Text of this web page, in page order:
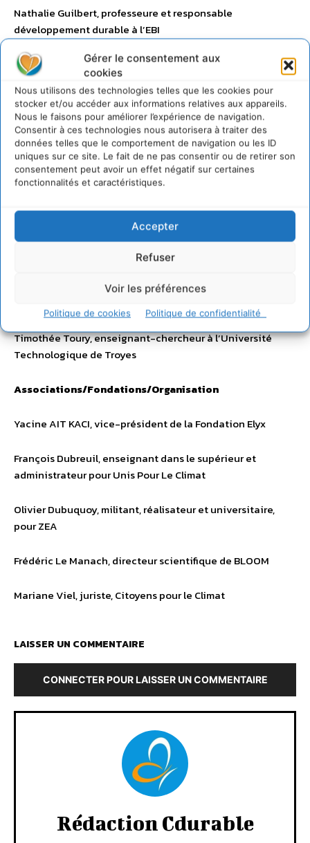
Gérer le consentement aux
cookies
Nous utilisons des technologies telles que les cookies pour
stocker et/ou accéder aux informations relatives aux appareils.
Nous le faisons pour améliorer l’expérience de navigation.
Consentir à ces technologies nous autorisera à traiter des
données telles que le comportement de navigation ou les ID
uniques sur ce site. Le fait de ne pas consentir ou de retirer son
consentement peut avoir un effet négatif sur certaines
fonctionnalités et caractéristiques.
Accepter
Refuser
Voir les préférences
Politique de cookies Politique de confidentialité
Nathalie Guilbert, professeure et responsable
développement durable à l’EBI
Kévin Jean, maître de conférences au Conservatoire
National des Arts et Métiers
Alexis Michel, directeur de l’Ecole nationale des
ingénieurs de Brest
Delphine Manceau, directrice générale de NEOMA
Business School
Delphine Pommeray, directrice de l’UVED
Céline Roger, enseignante formatrise QSE au CESI Nanterre
Aurélien Siri, directeur du Centre universitaire de
Timothée Toury, enseignant-chercheur à l’Université
Technologique de Troyes
Associations/Fondations/Organisation
Yacine AIT KACI, vice-président de la Fondation Elyx
François Dubreuil, enseignant dans le supérieur et
administrateur pour Unis Pour Le Climat
Olivier Dubuquoy, militant, réalisateur et universitaire,
pour ZEA
Frédéric Le Manach, directeur scientifique de BLOOM
Mariane Viel, juriste, Citoyens pour le Climat
LAISSER UN COMMENTAIRE
CONNECTER POUR LAISSER UN COMMENTAIRE
Rédaction Cdurable